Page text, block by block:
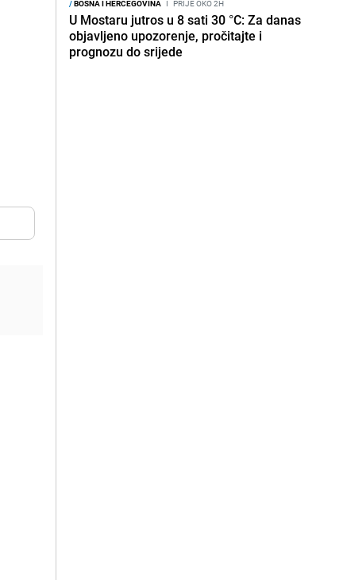
/BOSNA I HERCEGOVINA I PRIJE OKO 2H
U Mostaru jutros u 8 sati 30 °C: Za danas
objavljeno upozorenje, pročitajte i
prognozu do srijede